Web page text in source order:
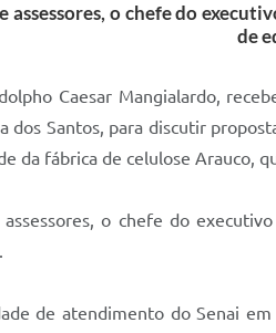
o chefe do
de
Caesar Mangialardo,
dos Santos, para discutir
da fábrica de celulose Arauco,
o chefe do
de atendimento do Senai